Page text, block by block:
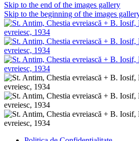
Skip to the end of the images gallery
Skip to the beginning of the images